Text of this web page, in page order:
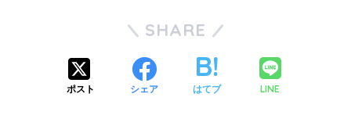
SHARE
ポスト シェア はてブ LINE